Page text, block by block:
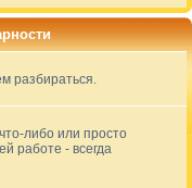
разбираться.
либо или просто
работе - всегда